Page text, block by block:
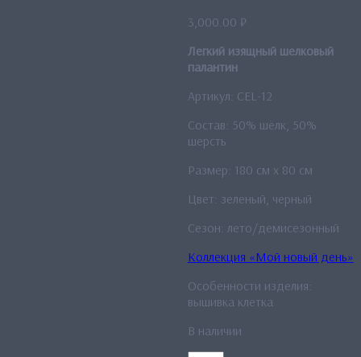
3,000.00 ₽
Легкий изящный шелковый
палантин
Артикул: CEL-12
Состав: 50% шёлк, 50%
шерсть
Размер: 180 см x 80 см
Цвет: зеленый, черный
Сезон: лето/демисезонный
Коллекция «Мой новый день»
Особенности изделия:
вышивка клетка
В наличии